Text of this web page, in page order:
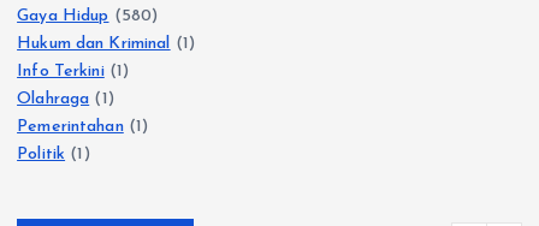
Gaya Hidup (580)
Hukum dan Kriminal (1)
Info Terkini(1)
Olahraga (1)
Pemerintahan(1)
Politik (1)